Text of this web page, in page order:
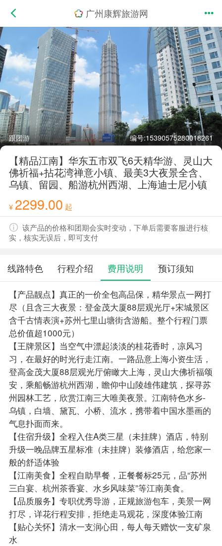
广州康辉旅游网
跟团游 编号:15390575280018261
【精品江南】华东五市双飞6天精华游、灵山大
佛祈福+拈花湾禅意小镇、最美3大夜景全含、
乌镇、留园、船游杭州西湖、上海迪士尼小镇
¥ 2299.00 起
该产品的价格和团期会实时变动，下单后需要客服进行核
实，核实无误后，即可支付
线路特色 行程介绍 费用说明 预订须知
【产品靓点】真正的一价全包高品保，精华景点一网打
尽（且含三大夜景：登金茂大厦88层观光厅+宋城景区
含千古情表演+苏州七里山塘街含游船。整个行程门票
总价值超1000元）
【王牌景区】当空气中漂起淡淡的桂花香时，凉风习
习，在最好的时光行走江南。一路品意上海小资生活，
登高金茂大厦88层观光厅俯瞰大上海，灵山大佛祈福颂
安，乘船畅游杭州西湖，瞻仰中山陵雄伟建筑，探寻苏
州园林工艺，欣赏江南三大唯美夜景。江南特色水乡-
乌镇，白墙、黛瓦、小桥、流水，携带着中国水墨画的
气息扑面而来。
【住宿升级】全程入住A类三星（未挂牌）酒店，特别
升级一晚品牌五星标准（未挂牌）装修酒店，给您家一
般的舒适体验
【江南美食】全程自助早餐，正餐餐标25元，品“苏州
三白宴、杭州茶香宴、水乡风味菜”等江南美食。
【品质服务】专职优秀导游，正规旅游包车，美景一网
打尽，详花行程安排，拒绝走马观花，深度体验江南
【贴心关怀】清水一支润心田，每人每天赠饮一支矿泉
水